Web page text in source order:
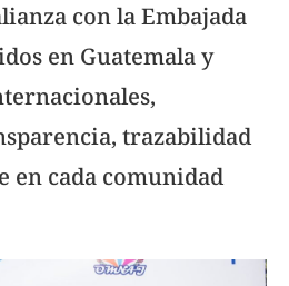
con la Embajada
en Guatemala y
trazabilidad
en cada comunidad